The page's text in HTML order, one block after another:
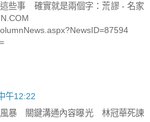
些事 確實就是兩個字：荒謬 - 名家
午12:22
風暴 關鍵溝通內容曝光 林冠華死諫